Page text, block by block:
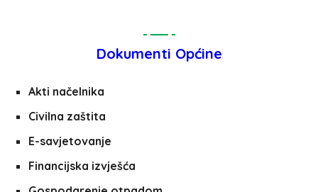
Dokumenti Općine
Akti načelnika
Civilna zaštita
E-savjetovanje
Financijska izvješća